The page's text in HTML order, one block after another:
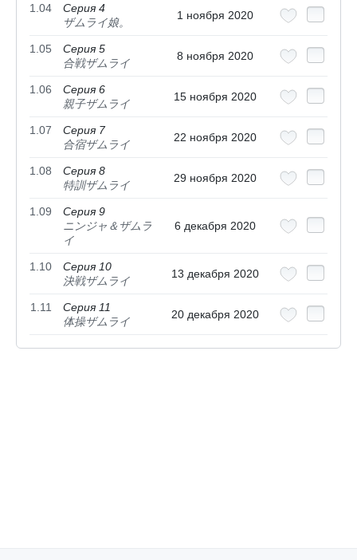
1.04
Серия 4
ザムライ娘。
1 ноября 2020
1.05
Серия 5
合戦ザムライ
8 ноября 2020
1.06
Серия 6
親子ザムライ
15 ноября 2020
1.07
Серия 7
合宿ザムライ
22 ноября 2020
1.08
Серия 8
特訓ザムライ
29 ноября 2020
1.09
Серия 9
ニンジャ＆ザムラ
イ
6 декабря 2020
1.10
Серия 10
決戦ザムライ
13 декабря 2020
1.11
Серия 11
体操ザムライ
20 декабря 2020